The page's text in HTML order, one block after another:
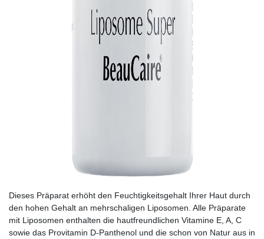
Dieses Präparat erhöht den Feuchtigkeitsgehalt Ihrer Haut durch
den hohen Gehalt an mehrschaligen Liposomen. Alle Präparate
mit Liposomen enthalten die hautfreundlichen Vitamine E, A, C
sowie das Provitamin D-Panthenol und die schon von Natur aus in